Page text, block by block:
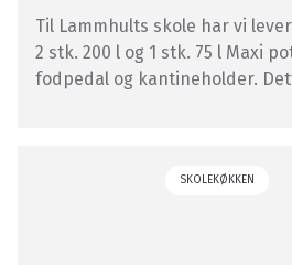
Til Lammhults skole har vi
2 stk. 200 l og 1 stk. 75 l Maxi
fodpedal og kantineholder.
SKOLEKØKKEN